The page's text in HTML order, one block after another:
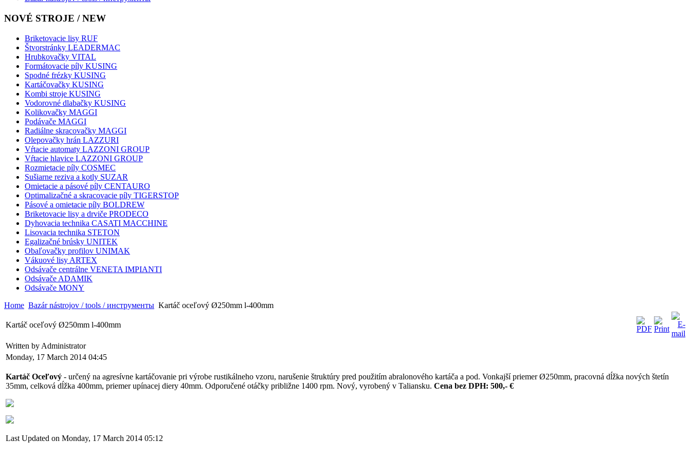
NOVÉ STROJE / NEW
Briketovacie lisy RUF
Štvorstránky LEADERMAC
Hrubkovačky VITAL
Formátovacie píly KUSING
Spodné frézky KUSING
Kartáčovačky KUSING
Kombi stroje KUSING
Vodorovné dlabačky KUSING
Kolikovačky MAGGI
Podávače MAGGI
Radiálne skracovačky MAGGI
Olepovačky hrán LAZZURI
Vŕtacie automaty LAZZONI GROUP
Vŕtacie hlavice LAZZONI GROUP
Rozmietacie píly COSMEC
Sušiarne reziva a kotly SUZAR
Omietacie a pásové píly CENTAURO
Optimalizačné a skracovacie píly TIGERSTOP
Pásové a omietacie píly BOLDREW
Briketovacie lisy a drviče PRODECO
Dyhovacia technika CASATI MACCHINE
Lisovacia technika STETON
Egalizačné brúsky UNITEK
Obaľovačky profilov UNIMAK
Vákuové lisy ARTEX
Odsávače centrálne VENETA IMPIANTI
Odsávače ADAMIK
Odsávače MONY
Home Bazár nástrojov / tools / инструменты Kartáč oceľový Ø250mm l-400mm
Kartáč oceľový Ø250mm l-400mm
Written by Administrator
Monday, 17 March 2014 04:45
Kartáč Oceľový - určený na agresívne kartáčovanie pri výrobe rustikálneho vzoru, narušenie štruktúry pred použitím abralonového kartáča a pod. Vonkajší priemer Ø250mm, pracovná dĺžka nových štetín
35mm, celková dĺžka 400mm, priemer upínacej diery 40mm. Odporučené otáčky približne 1400 rpm. Nový, vyrobený v Taliansku. Cena bez DPH: 500,- €
Last Updated on Monday, 17 March 2014 05:12